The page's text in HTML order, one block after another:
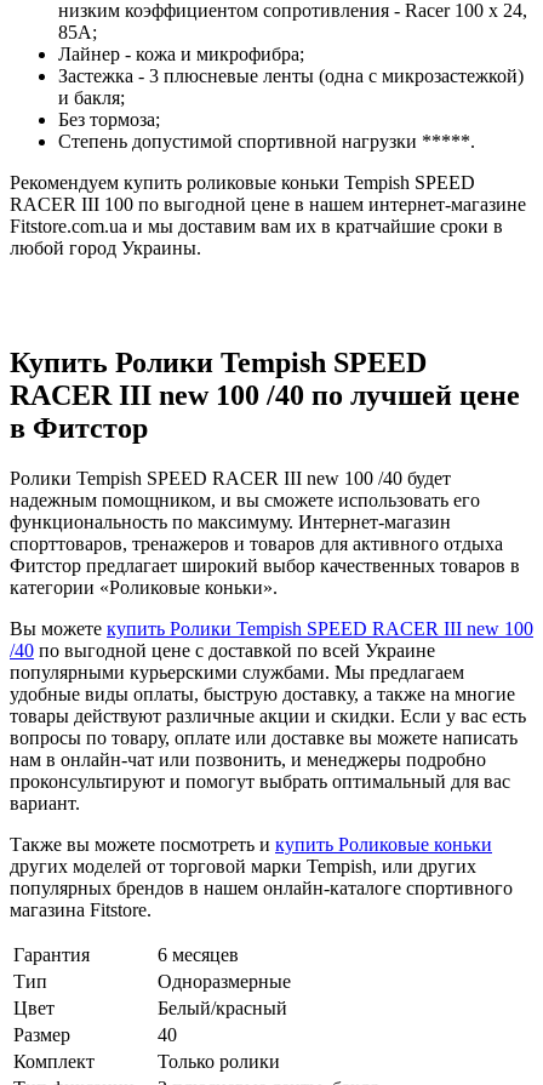
низким коэффициентом сопротивления - Racer 100 x 24,
85A;
Лайнер - кожа и микрофибра;
Застежка - 3 плюсневые ленты (одна с микрозастежкой)
и бакля;
Без тормоза;
Степень допустимой спортивной нагрузки *****.
Рекомендуем купить роликовые коньки Tempish SPEED
RACER III 100 по выгодной цене в нашем интернет-магазине
Fitstore.com.ua и мы доставим вам их в кратчайшие сроки в
любой город Украины.
Купить Ролики Tempish SPEED
RACER III new 100 /40 по лучшей цене
в Фитстор
Ролики Tempish SPEED RACER III new 100 /40 будет
надежным помощником, и вы сможете использовать его
функциональность по максимуму. Интернет-магазин
спорттоваров, тренажеров и товаров для активного отдыха
Фитстор предлагает широкий выбор качественных товаров в
категории «Роликовые коньки».
Вы можете купить Ролики Tempish SPEED RACER III new 100
/40 по выгодной цене с доставкой по всей Украине
популярными курьерскими службами. Мы предлагаем
удобные виды оплаты, быструю доставку, а также на многие
товары действуют различные акции и скидки. Если у вас есть
вопросы по товару, оплате или доставке вы можете написать
нам в онлайн-чат или позвонить, и менеджеры подробно
проконсультируют и помогут выбрать оптимальный для вас
вариант.
Также вы можете посмотреть и купить Роликовые коньки
других моделей от торговой марки Tempish, или других
популярных брендов в нашем онлайн-каталоге спортивного
магазина Fitstore.
Гарантия
6 месяцев
Тип
Одноразмерные
Цвет
Белый/красный
Размер
40
Комплект
Только ролики